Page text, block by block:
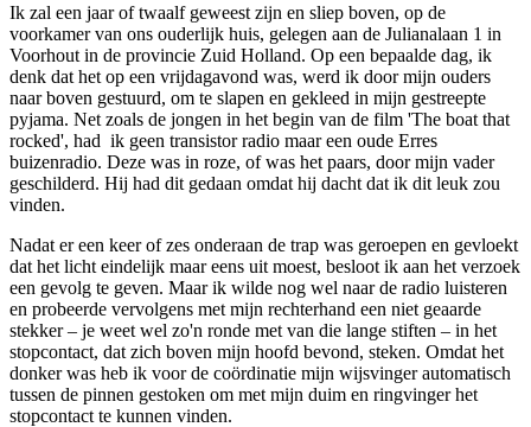
Ik zal een jaar of twaalf geweest zijn en sliep boven, op de
voorkamer van ons ouderlijk huis, gelegen aan de Julianalaan 1 in
Voorhout in de provincie Zuid Holland. Op een bepaalde dag, ik
denk dat het op een vrijdagavond was, werd ik door mijn ouders
naar boven gestuurd, om te slapen en gekleed in mijn gestreepte
pyjama. Net zoals de jongen in het begin van de film 'The boat that
rocked', had ik geen transistor radio maar een oude Erres
buizenradio. Deze was in roze, of was het paars, door mijn vader
geschilderd. Hij had dit gedaan omdat hij dacht dat ik dit leuk zou
vinden.
Nadat er een keer of zes onderaan de trap was geroepen en gevloekt
dat het licht eindelijk maar eens uit moest, besloot ik aan het verzoek
een gevolg te geven. Maar ik wilde nog wel naar de radio luisteren
en probeerde vervolgens met mijn rechterhand een niet geaarde
stekker – je weet wel zo'n ronde met van die lange stiften – in het
stopcontact, dat zich boven mijn hoofd bevond, steken. Omdat het
donker was heb ik voor de coördinatie mijn wijsvinger automatisch
tussen de pinnen gestoken om met mijn duim en ringvinger het
stopcontact te kunnen vinden.